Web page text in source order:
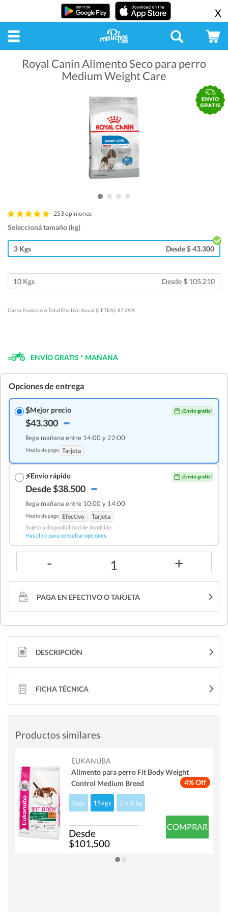
X
Royal Canin Alimento Seco para perro
Medium Weight Care
253 opiniones
Seleccioná tamaño (kg)
3 Kgs Desde $ 43.300
10 Kgs Desde $ 105.210
Costo Financiero Total Efectivo Anual (CFTEA): 87.39%
ENVÍO GRATIS * MAÑANA
Opciones de entrega
$Mejor precio ¡Envío gratis!
$43.300
llega mañana entre 14:00 y 22:00
Medio de pago Tarjeta
⚡Envío rápido ¡Envío gratis!
Desde $38.500
llega mañana entre 10:00 y 14:00
Medio de pago Efectivo Tarjeta
Sujeto a disponibilidad de domicilio
Has click para consultar opciones
- 1 +
PAGA EN EFECTIVO O TARJETA
DESCRIPCIÓN
FICHA TÉCNICA
Productos similares
4% Off
EUKANUBA
Alimento para perro Fit Body Weight
Control Medium Breed
3kgs 15kgs 2 x 3 kg
Desde
$101,500
COMPRAR